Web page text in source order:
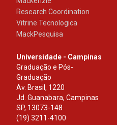
Research Coordination
Vitrine Tecnologica
MackPesquisa
Universidade - Campinas
Graduação e Pós-
Graduação
Av. Brasil, 1220
Jd. Guanabara, Campinas
SP, 13073-148
(19) 3211-4100